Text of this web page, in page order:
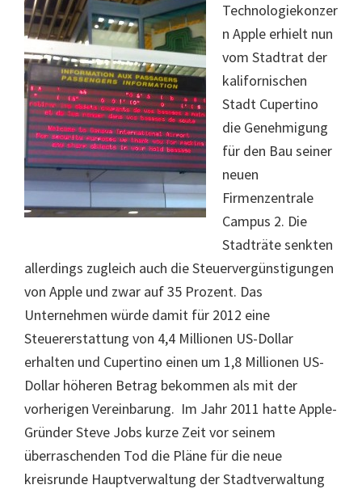
Technologiekonzer
n Apple erhielt nun
vom Stadtrat der
kalifornischen
Stadt Cupertino
die Genehmigung
für den Bau seiner
neuen
Firmenzentrale
Campus 2. Die
Stadträte senkten
allerdings zugleich auch die Steuervergünstigungen
von Apple und zwar auf 35 Prozent. Das
Unternehmen würde damit für 2012 eine
Steuererstattung von 4,4 Millionen US-Dollar
erhalten und Cupertino einen um 1,8 Millionen US-
Dollar höheren Betrag bekommen als mit der
vorherigen Vereinbarung. Im Jahr 2011 hatte Apple-
Gründer Steve Jobs kurze Zeit vor seinem
überraschenden Tod die Pläne für die neue
kreisrunde Hauptverwaltung der Stadtverwaltung